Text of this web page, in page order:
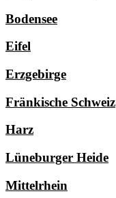
Bodensee
Eifel
Erzgebirge
Fränkische Schweiz
Harz
Lüneburger Heide
Mittelrhein